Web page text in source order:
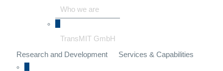
Who we are
TransMIT GmbH
Research and Development Services & Capabilities